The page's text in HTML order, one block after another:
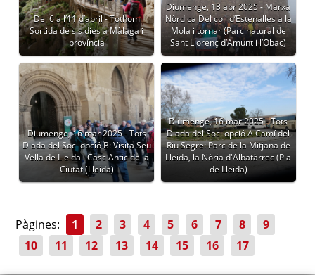
Del 6 a l’11 d’abril - Tothom
Sortida de sis dies a Màlaga i
província
Diumenge, 13 abr 2025 - Marxa
Nòrdica Del coll d’Estenalles a la
Mola i tornar (Parc natural de
Sant Llorenç d’Amunt i l’Obac)
Diumenge, 16 mar 2025 - Tots
Diada del Soci opció B: Visita Seu
Vella de Lleida i Casc Antic de la
Ciutat (Lleida)
Diumenge, 16 mar 2025 - Tots
Diada del Soci opció A Camí del
Riu Segre: Parc de la Mitjana de
Lleida, la Nòria d'Albatàrrec (Pla
de Lleida)
Pàgines: 1 2 3 4 5 6 7 8
9
10
11 12 13 14 15 16 17